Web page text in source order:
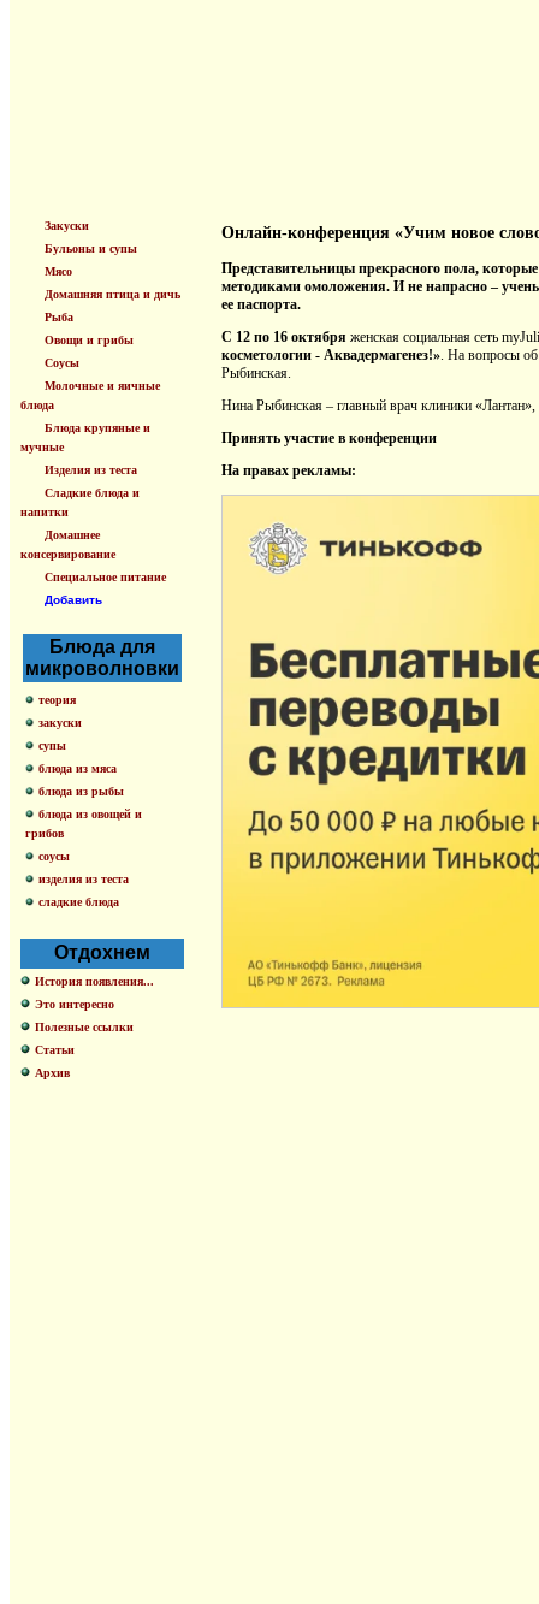
Закуски
Бульоны и супы
Мясо
Домашняя птица и дичь
Рыба
Овощи и грибы
Соусы
Молочные и яичные
блюда
Блюда крупяные и
мучные
Изделия из теста
Сладкие блюда и
напитки
Домашнее
консервирование
Специальное питание
Добавить
Блюда для
микроволновки
теория
закуски
супы
блюда из мяса
блюда из рыбы
блюда из овощей и
грибов
соусы
изделия из теста
сладкие блюда
Отдохнем
История появления...
Это интересно
Полезные ссылки
Статьи
Архив
Онлайн-конференция «Учим новое
Представительницы прекрасного пола,
методиками омоложения. И не напрасно –
ее паспорта.
С 12 по 16 октября женская социальная сеть
косметологии - Аквадермагенез!». На вопросы
Рыбинская.
Нина Рыбинская – главный врач клиники
Принять участие в конференции
На правах рекламы: